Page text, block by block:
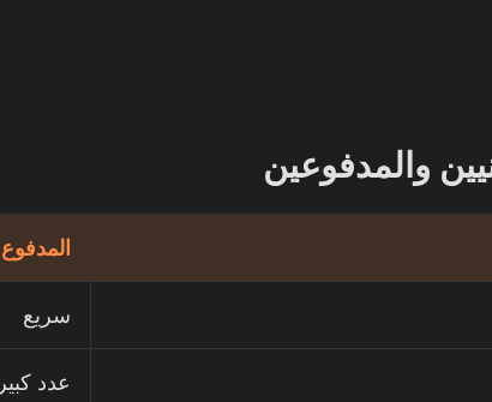
والمدفوعين
المدفوع
سريع
عدد كبير